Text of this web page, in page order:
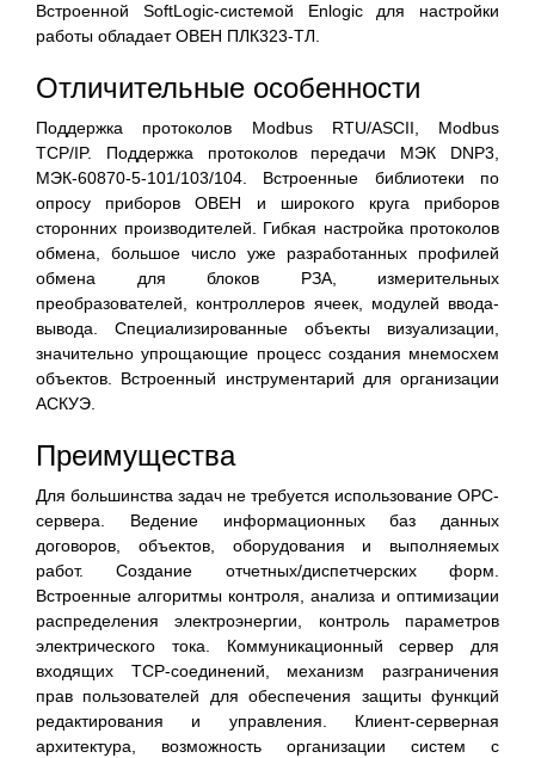
Встроенной SoftLogic-системой Enlogic для настройки
работы обладает ОВЕН ПЛК323-ТЛ.
Отличительные особенности
Поддержка протоколов Modbus RTU/ASCII, Modbus
TCP/IP. Поддержка протоколов передачи МЭК DNP3,
МЭК-60870-5-101/103/104. Встроенные библиотеки по
опросу приборов ОВЕН и широкого круга приборов
сторонних производителей. Гибкая настройка протоколов
обмена, большое число уже разработанных профилей
обмена для блоков РЗА, измерительных
преобразователей, контроллеров ячеек, модулей ввода-
вывода. Специализированные объекты визуализации,
значительно упрощающие процесс создания мнемосхем
объектов. Встроенный инструментарий для организации
АСКУЭ.
Преимущества
Для большинства задач не требуется использование ОPC-
сервера. Ведение информационных баз данных
договоров, объектов, оборудования и выполняемых
работ. Создание отчетных/диспетчерских форм.
Встроенные алгоритмы контроля, анализа и оптимизации
распределения электроэнергии, контроль параметров
электрического тока. Коммуникационный сервер для
входящих TCP-соединений, механизм разграничения
прав пользователей для обеспечения защиты функций
редактирования и управления. Клиент-серверная
архитектура, возможность организации систем с